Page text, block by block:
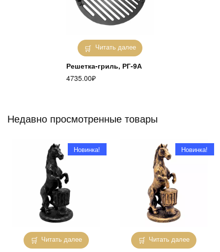
Читать далее
Решетка-гриль, РГ-9А
4735.00₽
Недавно просмотренные товары
Читать далее
Новинка!
Читать далее
Новинка!